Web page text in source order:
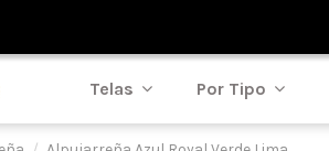
Telas Por Tipo